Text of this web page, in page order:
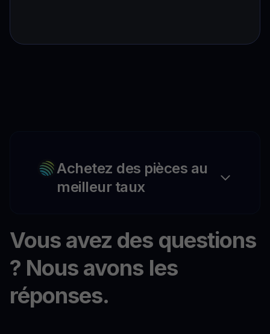
Achetez des pièces au
meilleur taux
Vous avez des questions
? Nous avons les
réponses.